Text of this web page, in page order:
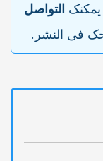
یمکنک التواصل
فی النشر.